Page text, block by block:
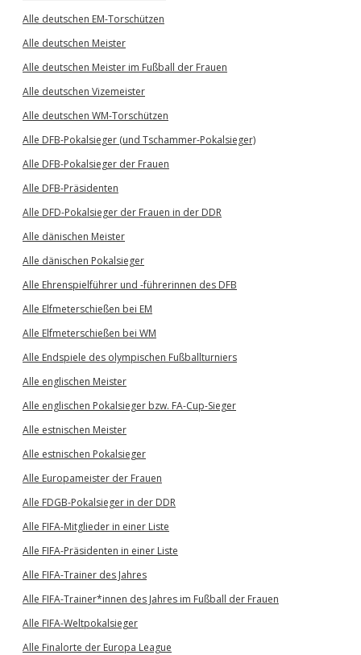
Alle deutschen EM-Torschützen
Alle deutschen Meister
Alle deutschen Meister im Fußball der Frauen
Alle deutschen Vizemeister
Alle deutschen WM-Torschützen
Alle DFB-Pokalsieger (und Tschammer-Pokalsieger)
Alle DFB-Pokalsieger der Frauen
Alle DFB-Präsidenten
Alle DFD-Pokalsieger der Frauen in der DDR
Alle dänischen Meister
Alle dänischen Pokalsieger
Alle Ehrenspielführer und -führerinnen des DFB
Alle Elfmeterschießen bei EM
Alle Elfmeterschießen bei WM
Alle Endspiele des olympischen Fußballturniers
Alle englischen Meister
Alle englischen Pokalsieger bzw. FA-Cup-Sieger
Alle estnischen Meister
Alle estnischen Pokalsieger
Alle Europameister der Frauen
Alle FDGB-Pokalsieger in der DDR
Alle FIFA-Mitglieder in einer Liste
Alle FIFA-Präsidenten in einer Liste
Alle FIFA-Trainer des Jahres
Alle FIFA-Trainer*innen des Jahres im Fußball der Frauen
Alle FIFA-Weltpokalsieger
Alle Finalorte der Europa League